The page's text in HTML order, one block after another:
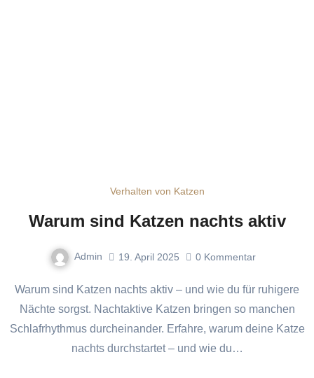
Verhalten von Katzen
Warum sind Katzen nachts aktiv
Admin 19. April 2025 0 Kommentar
Warum sind Katzen nachts aktiv – und wie du für ruhigere
Nächte sorgst. Nachtaktive Katzen bringen so manchen
Schlafrhythmus durcheinander. Erfahre, warum deine Katze
nachts durchstartet – und wie du…